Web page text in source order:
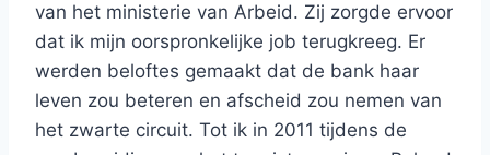
van het ministerie van Arbeid. Zij zorgde ervoor
dat ik mijn oorspronkelijke job terugkreeg. Er
werden beloftes gemaakt dat de bank haar
leven zou beteren en afscheid zou nemen van
het zwarte circuit. Tot ik in 2011 tijdens de